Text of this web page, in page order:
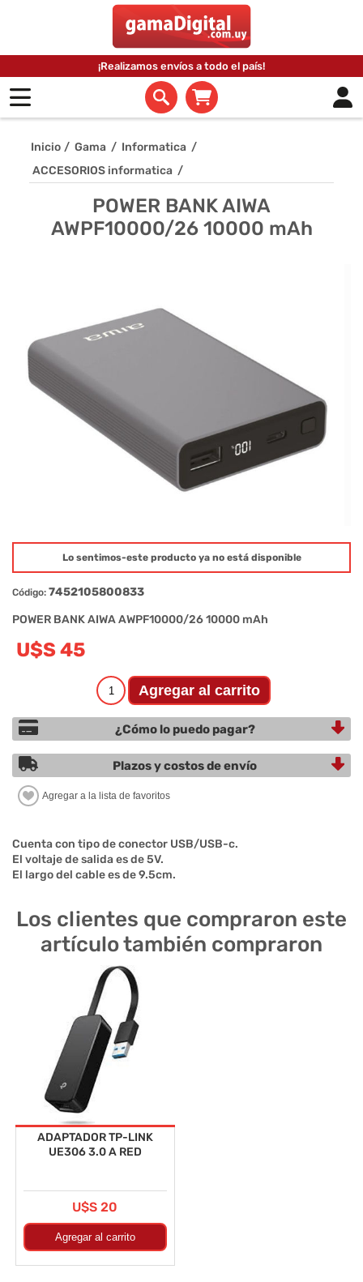
¡Realizamos envíos a todo el país!
Inicio / Gama / Informatica /
ACCESORIOS informatica /
POWER BANK AIWA
AWPF10000/26 10000 mAh
Lo sentimos-este producto ya no está disponible
Código: 7452105800833
POWER BANK AIWA AWPF10000/26 10000 mAh
U$S 45
¿Cómo lo puedo pagar?
Plazos y costos de envío
Cuenta con tipo de conector USB/USB-c.
El voltaje de salida es de 5V.
El largo del cable es de 9.5cm.
Los clientes que compraron este
artículo también compraron
ADAPTADOR TP-LINK
UE306 3.0 A RED
U$S 20